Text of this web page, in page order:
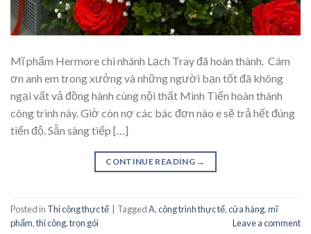
Mĩ phẩm Hermore chi nhánh Lạch Tray đã hoàn thành. Cám
ơn anh em trong xưởng và những người bạn tốt đã không
ngại vất vả đồng hành cùng nội thất Minh Tiến hoàn thành
công trình này. Giờ còn nợ các bác đơn nào e sẽ trả hết đúng
tiến độ. Sẵn sàng tiếp […]
CONTINUE READING →
Posted in Thi công thực tế TaggedA,công trình thực tế,cửa hàng,mĩ
phẩm,thi công,trọn gói Leave a comment